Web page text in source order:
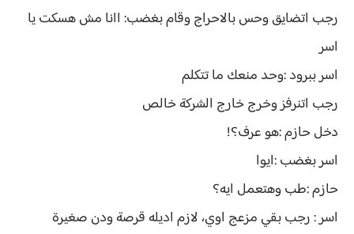
رجب اتضايق وحس بالاحراج وقام بغضب: اانا مش هسكت يا
اسر
اسر ببرود :وحد منعك ما تتكلم
رجب اتنرفز وخرج خارج الشركة خالص
دخل حازم :هو عرف؟!
اسر بغضب :ايوا
حازم :طب وهتعمل ايه؟
اسر : رجب بقي مزعج اوي، لازم اديله قرصة ودن صغيرة